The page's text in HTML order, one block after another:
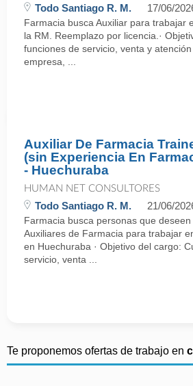
Todo Santiago R. M. 17/06/
Farmacia busca Auxiliar para trabajar
la RM. Reemplazo por licencia.·
funciones de servicio, venta y
empresa, ...
Auxiliar De Farmacia
(sin Experiencia En
- Huechuraba
HUMAN NET CONSULTORES
Todo Santiago R. M. 21/06/
Farmacia busca personas que
Auxiliares de Farmacia para trabajar
en Huechuraba · Objetivo del cargo:
servicio, venta ...
Te proponemos ofertas de trabajo en